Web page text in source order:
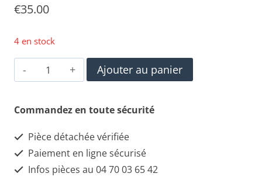
€35.00
4 en stock
quantité
de
Maserati
Poignées
Pour
Plafond
Ajouter au panier
Commandez en toute sécurité
Pièce détachée vérifiée
Paiement en ligne sécurisé
Infos pièces au 04 70 03 65 42